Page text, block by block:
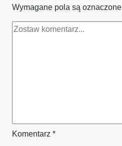
Wymagane pola są oznaczone
Komentarz *